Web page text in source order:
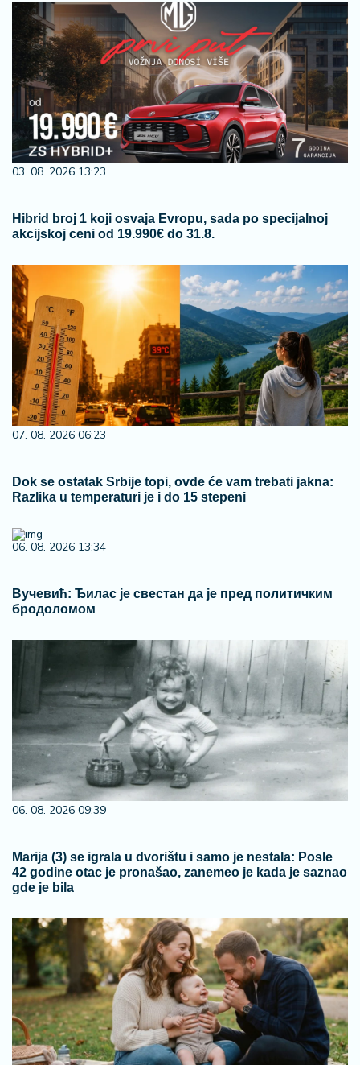
03. 08. 2026 13:23
Hibrid broj 1 koji osvaja Evropu, sada po specijalnoj
akcijskoj ceni od 19.990€ do 31.8.
07. 08. 2026 06:23
Dok se ostatak Srbije topi, ovde će vam trebati jakna:
Razlika u temperaturi je i do 15 stepeni
06. 08. 2026 13:34
Вучевић: Ђилас је свестан да је пред политичким
бродоломом
06. 08. 2026 09:39
Marija (3) se igrala u dvorištu i samo je nestala: Posle
42 godine otac je pronašao, zanemeo je kada je saznao
gde je bila